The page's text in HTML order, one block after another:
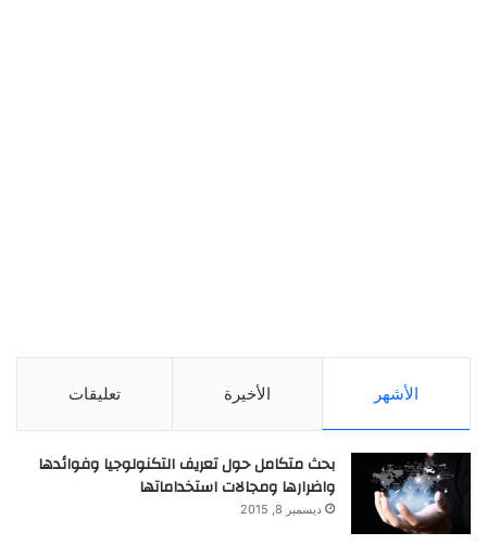
الأشهر الأخيرة تعليقات
بحث متكامل حول تعريف التكنولوجيا وفوائدها
واضرارها ومجالات استخداماتها
ديسمبر 8, 2015